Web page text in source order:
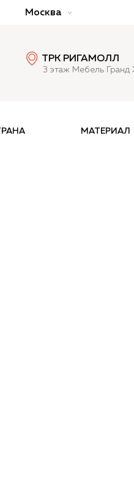
Москва
ТРК РИГАМОЛЛ
3 этаж Mебель Гранд
МАТЕРИАЛ